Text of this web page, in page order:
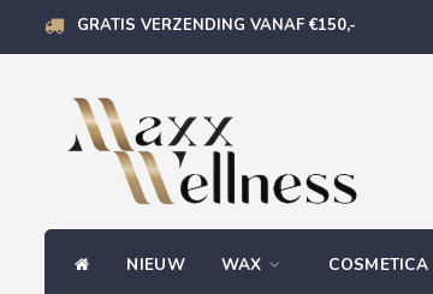
GRATIS VERZENDING VANAF €150,-
NIEUW WAX